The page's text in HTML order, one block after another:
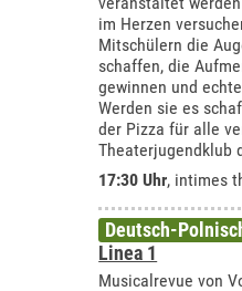
im Herzen
Mitschülern die
schaffen, die
gewinnen und
Werden sie es
der Pizza für alle
Theaterjugendklub
17:30 Uhr, intimes
Deutsch-
Linea 1
Musicalrevue von